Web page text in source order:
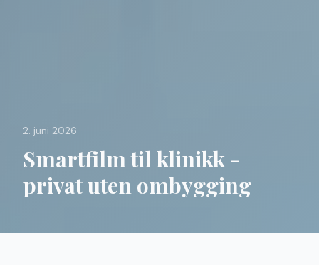
2. juni 2026
Smartfilm til klinikk -
privat uten ombygging